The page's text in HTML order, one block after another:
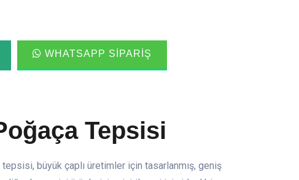
WHATSAPP SIPARIŞ
Tepsisi
büyük çaplı üretimler için tasarlanmış, geniş